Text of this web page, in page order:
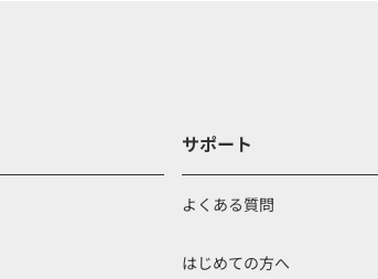
サポート
よくある質問
はじめての方へ